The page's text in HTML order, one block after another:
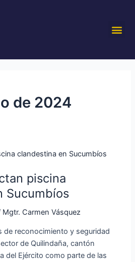
de 2024
piscina
Sucumbíos
Mgtr. Carmen Vásquez
de reconocimiento y seguridad
de Quilindaña, cantón
del Ejército como parte de las